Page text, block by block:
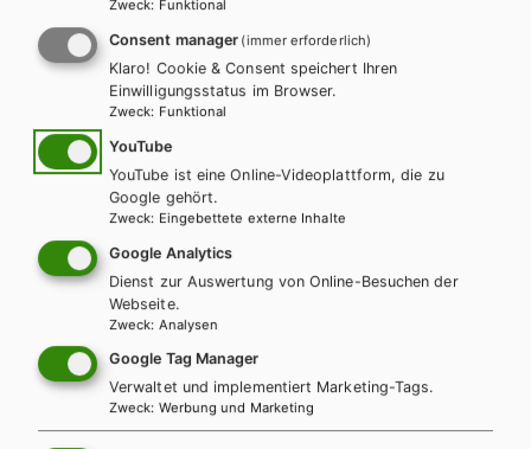
BS GEWERBLICH HUT
Fleischerei heute - Verkauf heute, 1.
Ausbildungsjahr / Arbeitsheft
Arbeitsbuch Zusatzmaterial
Zweck: Funktional
Consent manager (immer erforderlich)
Klaro! Cookie & Consent speichert Ihren
Einwilligungsstatus im Browser.
Zweck: Funktional
YouTube
YouTube ist eine Online-Videoplattform, die zu
Google gehört.
Zweck: Eingebettete externe Inhalte
Google Analytics
Dienst zur Auswertung von Online-Besuchen der
Webseite.
Zweck: Analysen
Google Tag Manager
Verwaltet und implementiert Marketing-Tags.
Zweck: Werbung und Marketing